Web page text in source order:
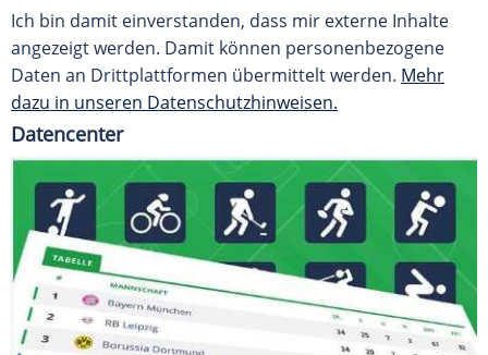
Ich bin damit einverstanden, dass mir externe Inhalte
angezeigt werden. Damit können personenbezogene
Daten an Drittplattformen übermittelt werden. Mehr
dazu in unseren Datenschutzhinweisen.
Datencenter